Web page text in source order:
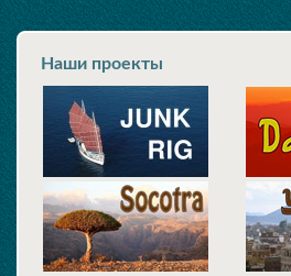
Наши проекты